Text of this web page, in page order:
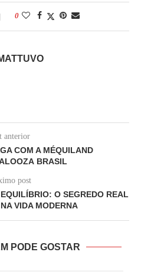
0
anterior
COM A MÉQUILAND
BRASIL
post
O SEGREDO REAL
VIDA MODERNA
PODE GOSTAR